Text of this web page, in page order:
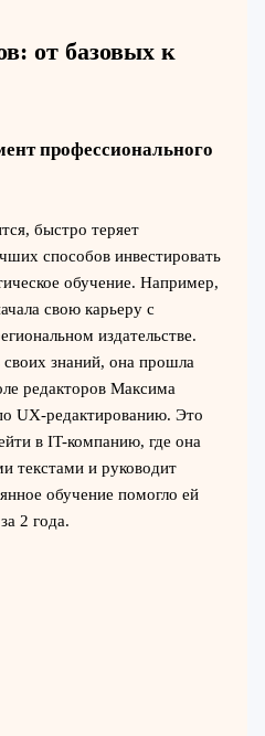
от базовых к
профессионального
быстро теряет
способов инвестировать
обучение. Например,
свою карьеру с
издательстве.
знаний, она прошла
редакторов Максима
UX-редактированию. Это
в IT-компанию, где она
текстами и руководит
обучение помогло ей
2 года.